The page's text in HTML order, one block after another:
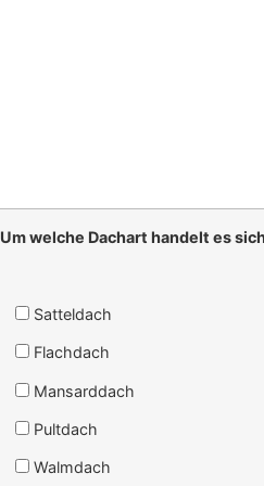
Um welche Dachart handelt es
Satteldach
Flachdach
Mansarddach
Pultdach
Walmdach